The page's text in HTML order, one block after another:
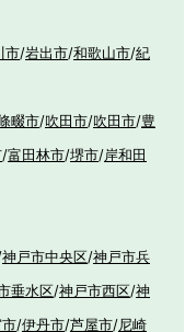
市/岩出市/和歌山市/紀
畷市/吹田市/吹田市/豊
/富田林市/堺市/岸和田
神戸市中央区/神戸市兵
垂水区/神戸市西区/神
/伊丹市/芦屋市/尼崎